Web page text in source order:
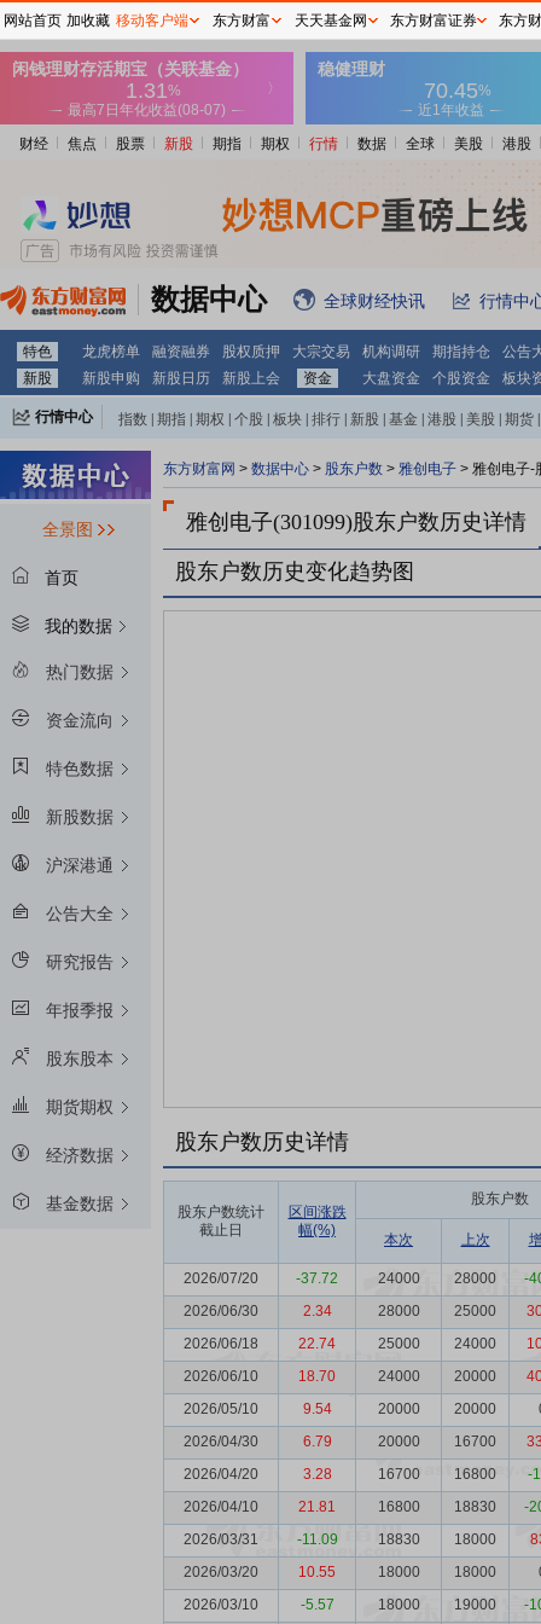
财经 焦点 股票 新股 期指 期权 行情 数据 全球 美股 港股
数据中心 全球财经快讯 行情中
特色 龙虎榜单 融资融券 股权质押 大宗交易 机构调研 期指持仓
公告
新股
新股申购 新股日历 新股上会 资金 大盘资金 个股资金 板块
行情中心 指数 期指 期权 个股 板块 排行 新股 基金 港股 美股 期货
全景图
首页
我的数据
热门数据
资金流向
特色数据
新股数据
沪深港通
公告大全
研究报告
年报季报
股东股本
期货期权
经济数据
基金数据
东方财富网 > 数据中心 > 股东户数 > 雅创电子 > 雅创电子-
雅创电子(301099)股东户数历史详情
股东户数历史变化趋势图
股东户数历史详情
股东户数统计
截止日
区间涨跌
幅(%)
股东户数
本次 上次
2026/07/20 -37.72 24000 28000
-
2026/06/30
2.34 28000 25000
2026/06/18
22.74 25000 24000
2026/06/10
18.70 24000 20000
2026/05/10
9.54 20000 20000
2026/04/30
6.79 20000 16700
2026/04/20
3.28 16700 16800
-
2026/04/10
21.81 16800 18830
-
2026/03/31
-11.09 18830 18000
2026/03/20
10.55 18000 18000
2026/03/10
-5.57 18000 19000
-
网站首页 加收藏 移动客户端 东方财富 天天基金网 东方财富证券 东方